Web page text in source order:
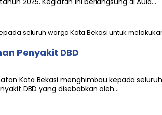
2025. Kegiatan ini berlangsung di Aula…
Penyakit DBD
Kota Bekasi menghimbau kepada seluruh
DBD yang disebabkan oleh…